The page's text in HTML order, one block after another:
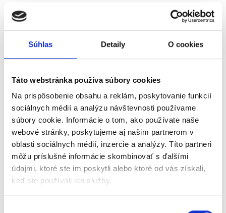
Súhlas Detaily O cookies
Táto webstránka používa súbory cookies
Na prispôsobenie obsahu a reklám, poskytovanie funkcií
sociálnych médií a analýzu návštevnosti používame
súbory cookie. Informácie o tom, ako používate naše
webové stránky, poskytujeme aj našim partnerom v
oblasti sociálnych médií, inzercie a analýzy. Títo partneri
môžu príslušné informácie skombinovať s ďalšími
údajmi, ktoré ste im poskytli alebo ktoré od vás získali,
keď ste používali ich služby.